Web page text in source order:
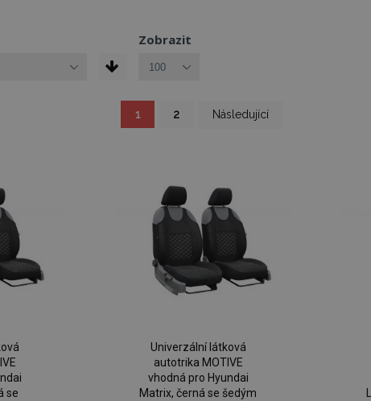
Zobrazit
1 2 Následující
se
Univerzální látková
autotrika MOTIVE
vhodná pro Hyundai
Matrix, černá se šedým